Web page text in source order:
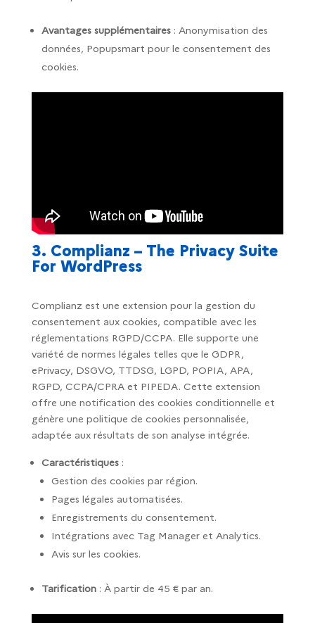
Avantages supplémentaires: Anonymisation des
données, Popupsmart pour le consentement des
cookies.
3. Complianz – The Privacy Suite
For WordPress
Complianz est une extension pour la gestion du
consentement aux cookies, compatible avec les
réglementations RGPD/CCPA. Elle supporte une
variété de normes légales telles que le GDPR,
ePrivacy, DSGVO, TTDSG, LGPD, POPIA, APA,
RGPD, CCPA/CPRA et PIPEDA. Cette extension
offre une notification des cookies conditionnelle et
génère une politique de cookies personnalisée,
adaptée aux résultats de son analyse intégrée.
Caractéristiques:
Gestion des cookies par région.
Pages légales automatisées.
Enregistrements du consentement.
Intégrations avec Tag Manager et Analytics.
Avis sur les cookies.
Tarification: À partir de 45 € par an.